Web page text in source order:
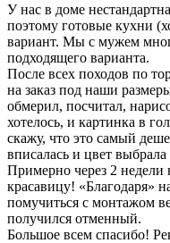
У нас в доме
поэтому готовые кухни
вариант. Мы с мужем
подходящего варианта.
После всех походов по
на заказ под наши
обмерил, посчитал,
хотелось, и картинка в
скажу, что это самый
вписалась и цвет
Примерно через 2
красавицу! «Благодаря»
помучиться с монтажом
получился отменный.
Большое всем спасибо!